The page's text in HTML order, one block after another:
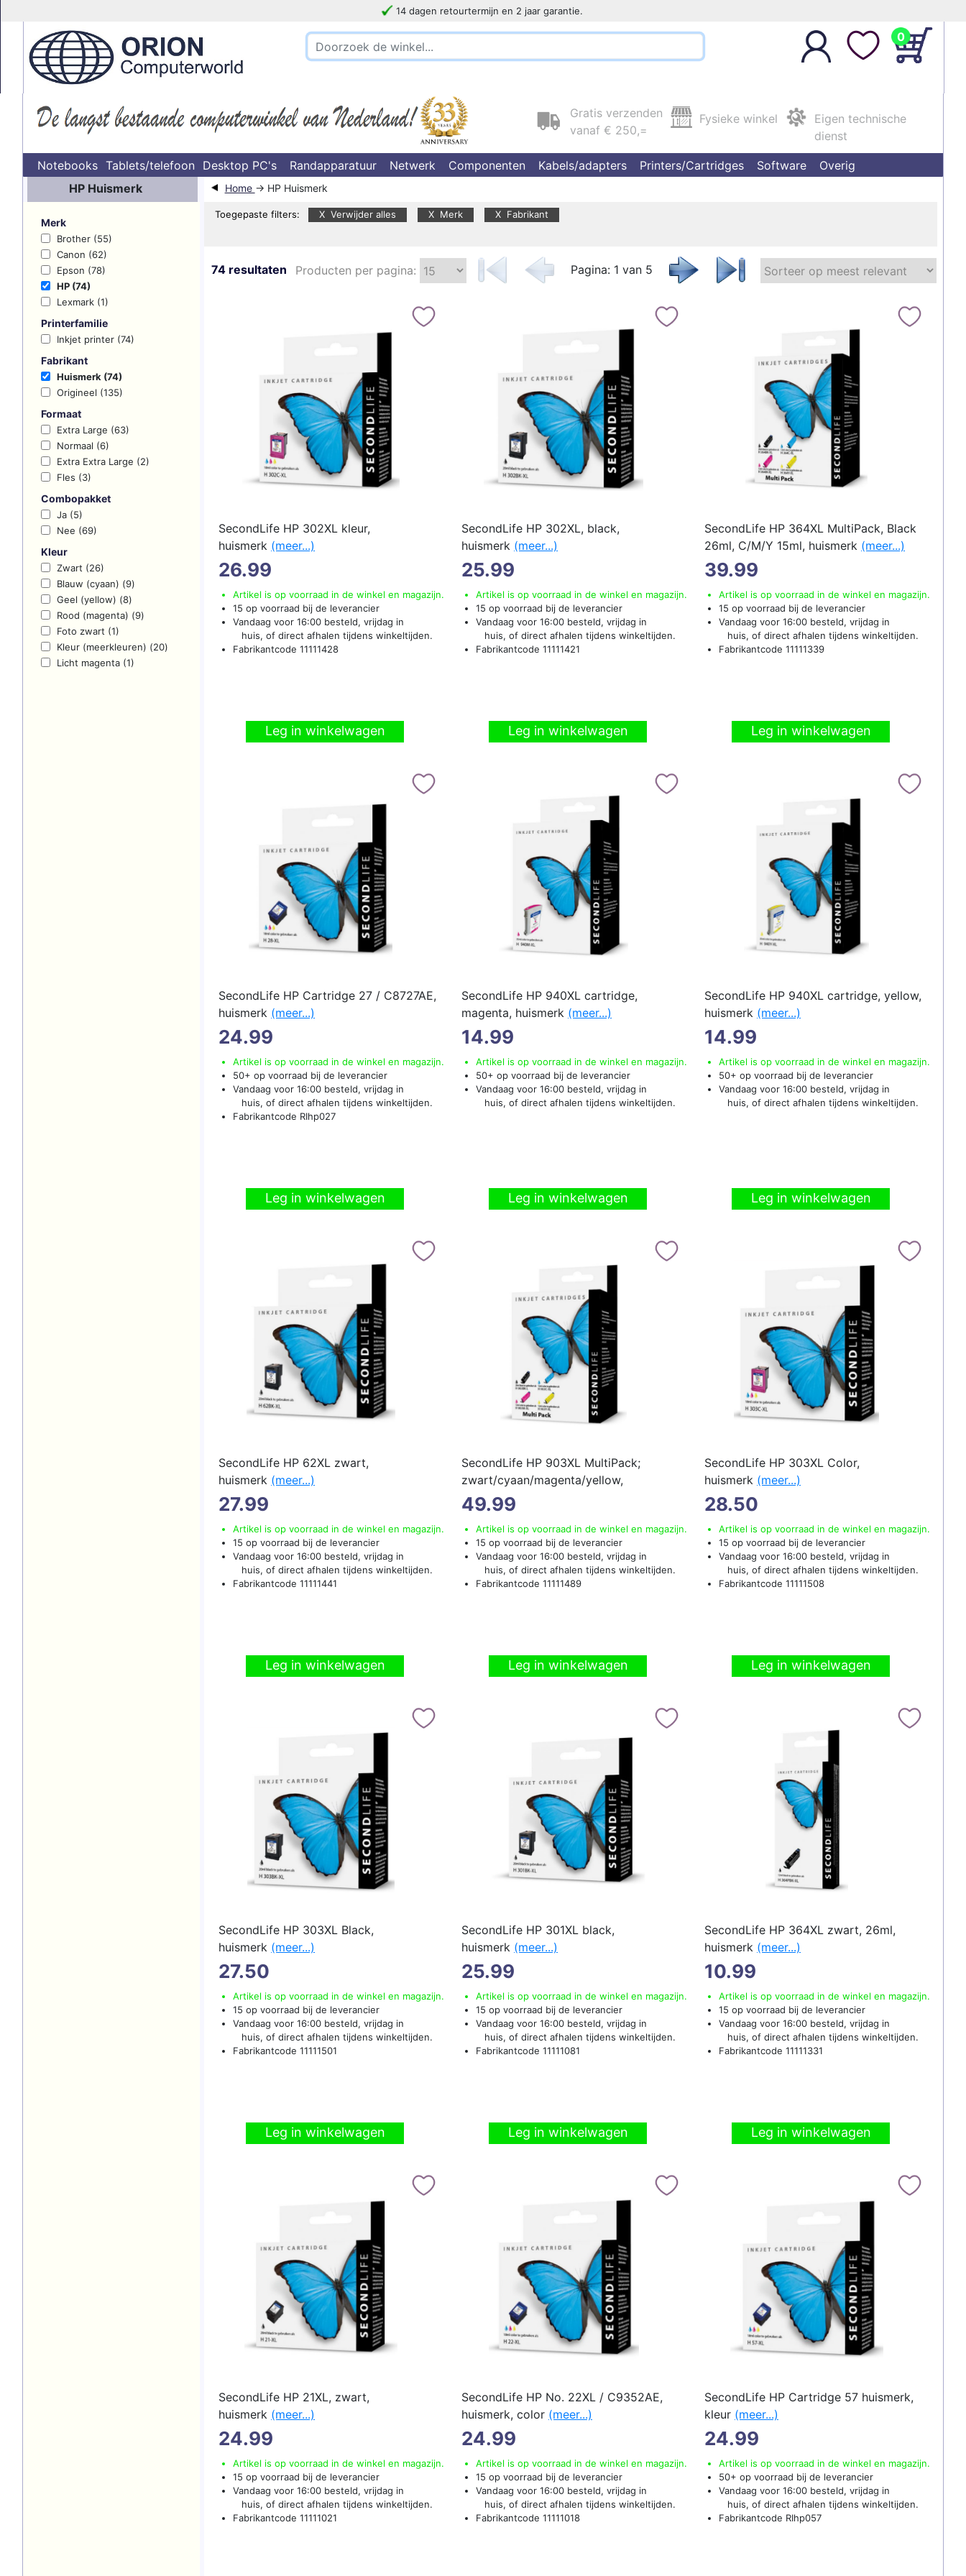
14 dagen retourtermijn en 2 jaar garantie.
!!!!! LET OP!!! WIJ ZIJN VERHUISD !!!!! 0
Gratis verzenden
vanaf € 250,=
Fysieke winkel
Eigen technische
dienst
Notebooks Tablets/telefoon Desktop PC's Randapparatuur Netwerk Componenten Kabels/adapters Printers/Cartridges Software
Overig
HP Huismerk
Merk
Brother (55)
Canon (62)
Epson (78)
HP (74)
Lexmark (1)
Printerfamilie
Inkjet printer (74)
Fabrikant
Huismerk (74)
Origineel (135)
Formaat
Extra Large (63)
Normaal (6)
Extra Extra Large (2)
Fles (3)
Combopakket
Ja (5)
Nee (69)
Kleur
Zwart (26)
Blauw (cyaan) (9)
Geel (yellow) (8)
Rood (magenta) (9)
Foto zwart (1)
Kleur (meerkleuren) (20)
Licht magenta (1)
Home → HP Huismerk
Toegepaste filters: X Verwijder alles X Merk X Fabrikant
74 resultaten Producten per pagina: Pagina: 1 van 5
SecondLife HP 302XL kleur,
huismerk (meer...)
26.99
Artikel is op voorraad in de winkel en magazijn.
15 op voorraad bij de leverancier
Vandaag voor 16:00 besteld, vrijdag in
huis, of direct afhalen tijdens winkeltijden.
Fabrikantcode 11111428
Leg in winkelwagen
SecondLife HP 302XL, black,
huismerk (meer...)
25.99
Artikel is op voorraad in de winkel en magazijn.
15 op voorraad bij de leverancier
Vandaag voor 16:00 besteld, vrijdag in
huis, of direct afhalen tijdens winkeltijden.
Fabrikantcode 11111421
Leg in winkelwagen
SecondLife HP 364XL MultiPack, Black
26ml, C/M/Y 15ml, huismerk (meer...)
39.99
Artikel is op voorraad in de winkel en magazijn.
15 op voorraad bij de leverancier
Vandaag voor 16:00 besteld, vrijdag in
huis, of direct afhalen tijdens winkeltijden.
Fabrikantcode 11111339
Leg in winkelwagen
SecondLife HP Cartridge 27 / C8727AE,
huismerk (meer...)
24.99
Artikel is op voorraad in de winkel en magazijn.
50+ op voorraad bij de leverancier
Vandaag voor 16:00 besteld, vrijdag in
huis, of direct afhalen tijdens winkeltijden.
Fabrikantcode RIhp027
Leg in winkelwagen
SecondLife HP 940XL cartridge,
magenta, huismerk (meer...)
14.99
Artikel is op voorraad in de winkel en magazijn.
50+ op voorraad bij de leverancier
Vandaag voor 16:00 besteld, vrijdag in
huis, of direct afhalen tijdens winkeltijden.
Leg in winkelwagen
SecondLife HP 940XL cartridge, yellow,
huismerk (meer...)
14.99
Artikel is op voorraad in de winkel en magazijn.
50+ op voorraad bij de leverancier
Vandaag voor 16:00 besteld, vrijdag in
huis, of direct afhalen tijdens winkeltijden.
Leg in winkelwagen
SecondLife HP 62XL zwart,
huismerk (meer...)
27.99
Artikel is op voorraad in de winkel en magazijn.
15 op voorraad bij de leverancier
Vandaag voor 16:00 besteld, vrijdag in
huis, of direct afhalen tijdens winkeltijden.
Fabrikantcode 11111441
Leg in winkelwagen
SecondLife HP 903XL MultiPack;
zwart/cyaan/magenta/yellow,
huismerk(meer...)
49.99
Artikel is op voorraad in de winkel en magazijn.
15 op voorraad bij de leverancier
Vandaag voor 16:00 besteld, vrijdag in
huis, of direct afhalen tijdens winkeltijden.
Fabrikantcode 11111489
Leg in winkelwagen
SecondLife HP 303XL Color,
huismerk (meer...)
28.50
Artikel is op voorraad in de winkel en magazijn.
15 op voorraad bij de leverancier
Vandaag voor 16:00 besteld, vrijdag in
huis, of direct afhalen tijdens winkeltijden.
Fabrikantcode 11111508
Leg in winkelwagen
SecondLife HP 303XL Black,
huismerk (meer...)
27.50
Artikel is op voorraad in de winkel en magazijn.
15 op voorraad bij de leverancier
Vandaag voor 16:00 besteld, vrijdag in
huis, of direct afhalen tijdens winkeltijden.
Fabrikantcode 11111501
Leg in winkelwagen
SecondLife HP 301XL black,
huismerk (meer...)
25.99
Artikel is op voorraad in de winkel en magazijn.
15 op voorraad bij de leverancier
Vandaag voor 16:00 besteld, vrijdag in
huis, of direct afhalen tijdens winkeltijden.
Fabrikantcode 11111081
Leg in winkelwagen
SecondLife HP 364XL zwart, 26ml,
huismerk (meer...)
10.99
Artikel is op voorraad in de winkel en magazijn.
15 op voorraad bij de leverancier
Vandaag voor 16:00 besteld, vrijdag in
huis, of direct afhalen tijdens winkeltijden.
Fabrikantcode 11111331
Leg in winkelwagen
SecondLife HP 21XL, zwart,
huismerk (meer...)
24.99
Artikel is op voorraad in de winkel en magazijn.
15 op voorraad bij de leverancier
Vandaag voor 16:00 besteld, vrijdag in
huis, of direct afhalen tijdens winkeltijden.
Fabrikantcode 11111021
SecondLife HP No. 22XL / C9352AE,
huismerk, color (meer...)
24.99
Artikel is op voorraad in de winkel en magazijn.
15 op voorraad bij de leverancier
Vandaag voor 16:00 besteld, vrijdag in
huis, of direct afhalen tijdens winkeltijden.
Fabrikantcode 11111018
SecondLife HP Cartridge 57 huismerk,
kleur (meer...)
24.99
Artikel is op voorraad in de winkel en magazijn.
50+ op voorraad bij de leverancier
Vandaag voor 16:00 besteld, vrijdag in
huis, of direct afhalen tijdens winkeltijden.
Fabrikantcode RIhp057